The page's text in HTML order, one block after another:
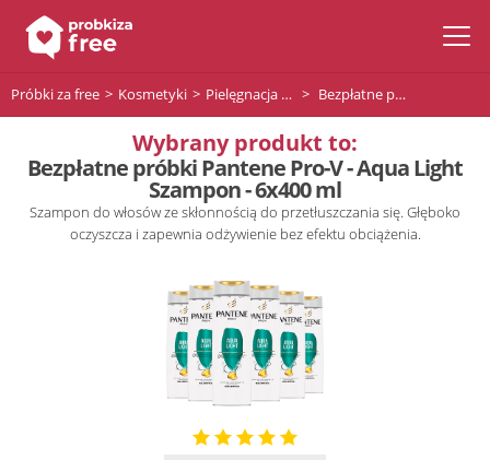
Próbki za free Kosmetyki Pielęgnacja włosów Bezpłatne próbki Pantene Pro-V - Aqua Light Szampon - 6x400 ml
Wybrany produkt to:
Bezpłatne próbki Pantene Pro-V - Aqua Light
Szampon - 6x400 ml
Szampon do włosów ze skłonnością do przetłuszczania się. Głęboko
oczyszcza i zapewnia odżywienie bez efektu obciążenia.